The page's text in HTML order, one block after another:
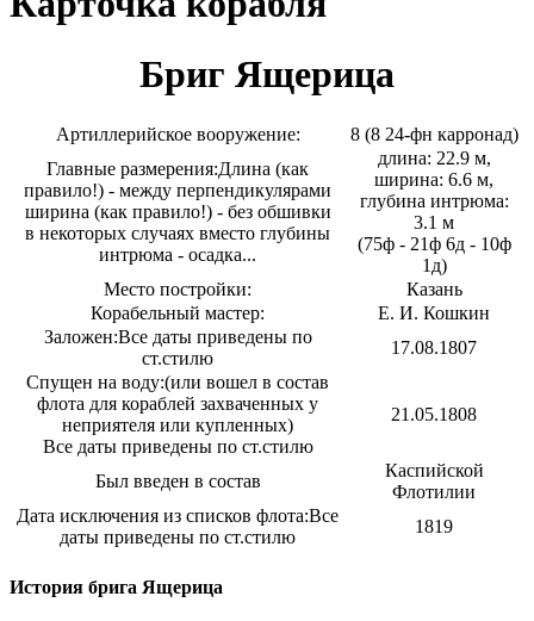
Бриг Ящерица
Артиллерийское вооружение:
8 (8 24-фн карронад)
Главные размерения:Длина (как
правило!) - между перпендикулярами
ширина (как правило!) - без обшивки
в некоторых случаях вместо глубины
интрюма - осадка...
длина: 22.9 м,
ширина: 6.6 м,
глубина интрюма:
3.1 м
(75ф - 21ф 6д - 10ф
1д)
Место постройки:
Казань
Корабельный мастер:
Е. И. Кошкин
Заложен:Все даты приведены по
ст.стилю
17.08.1807
Спущен на воду:(или вошел в состав
флота для кораблей захваченных у
неприятеля или купленных)
Все даты приведены по ст.стилю
21.05.1808
Был введен в состав
Каспийской
Флотилии
Дата исключения из списков флота:Все
даты приведены по ст.стилю
1819
История брига Ящерица